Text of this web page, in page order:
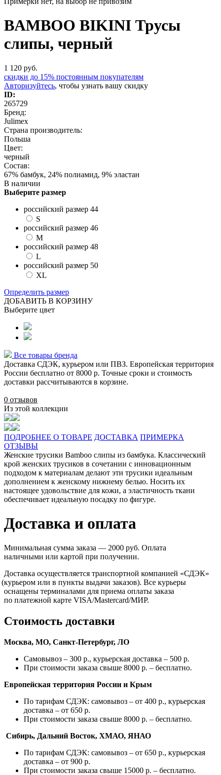
BAMBOO BIKINI Трусы
слипы, черный
1 120 руб.
скидки до 15% постоянным покупателям
Авторизуйтесь, чтобы узнать вашу скидку
ID:
265729
Бренд:
Julimex
Страна производитель:
Польша
Цвет:
черный
Состав:
67% бамбук, 24% полиамид, 9% эластан
В наличии
Выберите размер
российский размер 44
S
российский размер 46
M
российский размер 48
L
российский размер 50
XL
Определить размер
ДОБАВИТЬ В КОРЗИНУ
Выберите цвет
Все товары бренда
Доставка СДЭК, курьером или ПВЗ. Европейская территория
России бесплатно от 8000 р. Точные сроки и стоимость
доставки рассчитываются в корзине.
0 отзывов
Из этой коллекции
ПОДРОБНЕЕ О ТОВАРЕ ДОСТАВКА ПРИМЕРКА
ОТЗЫВЫ
Женские трусики Bamboo слипы из бамбука. Классический
крой женских трусиков в сочетании с инновационным
подходом к материалам делают эти трусики идеальным
дополнением к женскому нижнему белью. Носить их
настоящее удовольствие для кожи, а эластичность ткани
обеспечивает идеальную посадку по фигуре.
Доставка и оплата
Минимальная сумма заказа — 2000 руб. Оплата
наличными или картой при получении.
Доставка осуществляется транспортной компанией «СДЭК»
(курьером или в пункты выдачи заказов). Все курьеры
оснащены терминалами для приема оплаты заказа
по платежной карте VISA/Mastercard/МИР.
Стоимость доставки
Москва, МО, Санкт-Петербург, ЛО
Самовывоз – 300 р., курьерская доставка – 500 р.
При стоимости заказа свыше 8000 р. – бесплатно.
Европейская территория России и Крым
По тарифам СДЭК: самовывоз – от 400 р., курьерская
доставка – от 650 р.
При стоимости заказа свыше 8000 р. – бесплатно.
Сибирь, Дальний Восток, ХМАО, ЯНАО
По тарифам СДЭК: самовывоз – от 650 р., курьерская
доставка – от 900 р.
При стоимости заказа свыше 15000 р. – бесплатно.